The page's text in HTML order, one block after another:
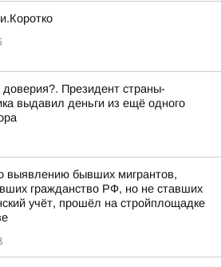
доверия?. Президент страны-
выдавил деньги из ещё одного
выявлению бывших мигрантов,
гражданство РФ, но не ставших
учёт, прошёл на стройплощадке